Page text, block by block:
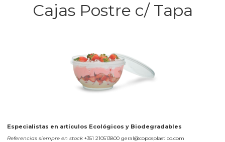
Cajas Postre c/ Tapa
Especialistas en artículos Ecológicos y Biodegradables
Referencias siempre en stock +351 210513800 geral@coposplastico.com